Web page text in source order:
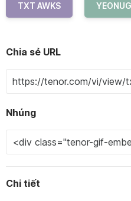
TXT AWKS
Chia sẻ URL
Nhúng
Chi tiết